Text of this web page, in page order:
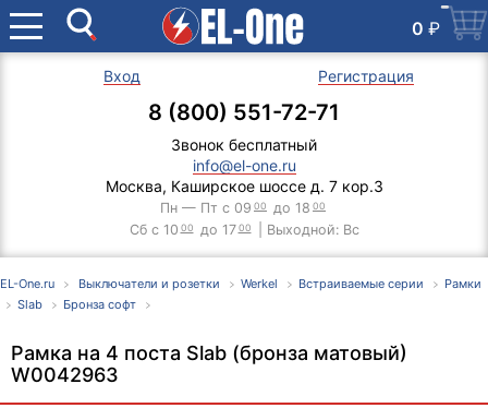
0 ₽
Вход Регистрация
8 (800) 551-72-71
Звонок бесплатный
info@el-one.ru
Москва, Каширское шоссе д. 7 кор.3
Пн — Пт с 09 00 до 18 00
Сб с 10 00 до 17 00 | Выходной: Вс
EL-One.ru Выключатели и розетки Werkel Встраиваемые серии
Рамки
Slab
Бронза софт
Рамка на 4 поста Slab (бронза матовый)
W0042963